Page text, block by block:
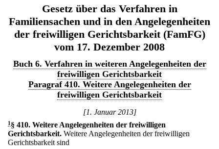
Gesetz über das Verfahren in
Familiensachen und in den Angelegenheiten
der freiwilligen Gerichtsbarkeit (FamFG)
vom 17. Dezember 2008
Buch 6. Verfahren in weiteren Angelegenheiten der
freiwilligen Gerichtsbarkeit
Paragraf 410. Weitere Angelegenheiten der
freiwilligen Gerichtsbarkeit
[1. Januar 2013]
1 § 410. Weitere Angelegenheiten der freiwilligen
Gerichtsbarkeit. Weitere Angelegenheiten der freiwilligen
Gerichtsbarkeit sind